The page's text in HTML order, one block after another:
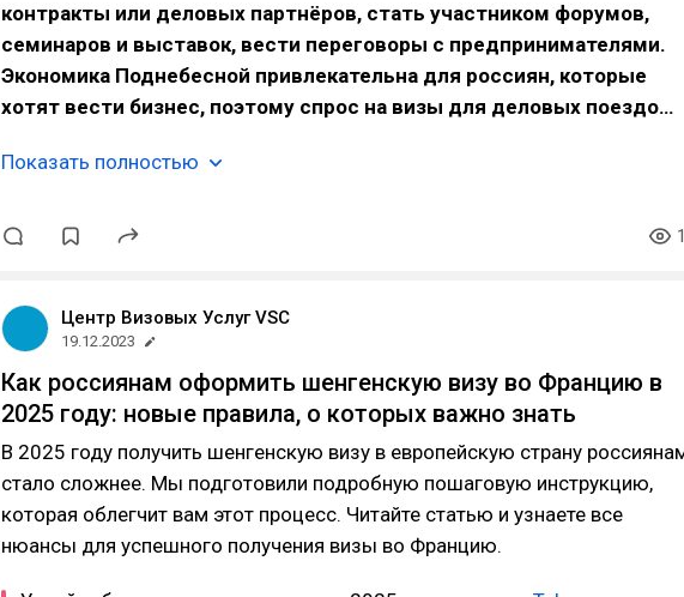
контракты или деловых партнёров, стать участником форумов,
семинаров и выставок, вести переговоры с предпринимателями.
Экономика Поднебесной привлекательна для россиян, которые
хотят вести бизнес, поэтому спрос на визы для деловых поездо…
Показать полностью
Центр Визовых Услуг VSC
19.12.2023
Как россиянам оформить шенгенскую визу во Францию в
2025 году: новые правила, о которых важно знать
В 2025 году получить шенгенскую визу в европейскую страну
стало сложнее. Мы подготовили подробную пошаговую инструкцию,
которая облегчит вам этот процесс. Читайте статью и узнаете все
нюансы для успешного получения визы во Францию.